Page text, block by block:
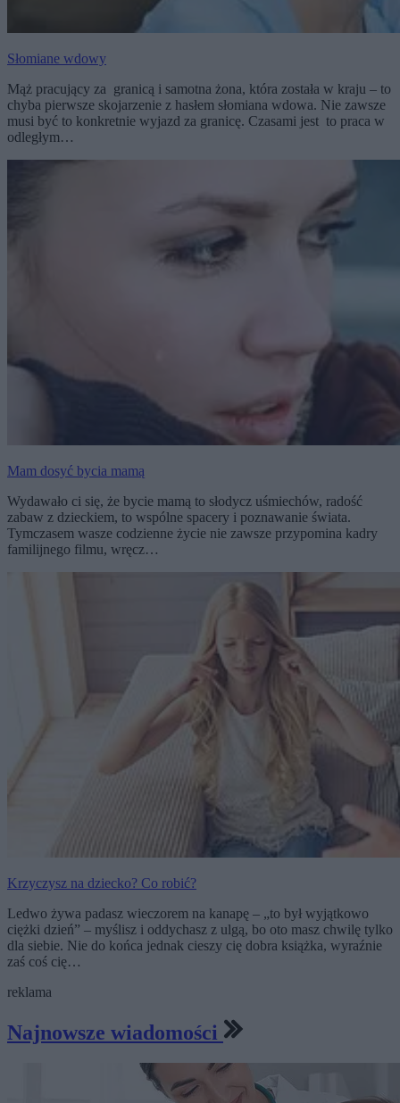
Słomiane wdowy
Mąż pracujący za granicą i samotna żona, która została w kraju – to
chyba pierwsze skojarzenie z hasłem słomiana wdowa. Nie zawsze
musi być to konkretnie wyjazd za granicę. Czasami jest to praca w
odległym…
Mam dosyć bycia mamą
Wydawało ci się, że bycie mamą to słodycz uśmiechów, radość
zabaw z dzieckiem, to wspólne spacery i poznawanie świata.
Tymczasem wasze codzienne życie nie zawsze przypomina kadry
familijnego filmu, wręcz…
Krzyczysz na dziecko? Co robić?
Ledwo żywa padasz wieczorem na kanapę – „to był wyjątkowo
ciężki dzień” – myślisz i oddychasz z ulgą, bo oto masz chwilę tylko
dla siebie. Nie do końca jednak cieszy cię dobra książka, wyraźnie
zaś coś cię…
reklama
Najnowsze wiadomości